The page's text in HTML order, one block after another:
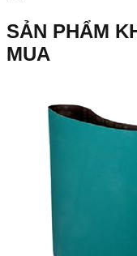
SẢN PHẨM
MUA